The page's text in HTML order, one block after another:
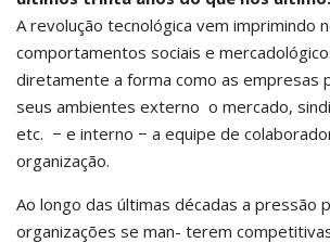
A revolução tecnológica vem imprimindo
comportamentos sociais e
diretamente a forma como as empresas
seus ambientes externo o mercado,
etc. − e interno − a equipe de
organização.
Ao longo das últimas décadas a pressão
organizações se man- terem